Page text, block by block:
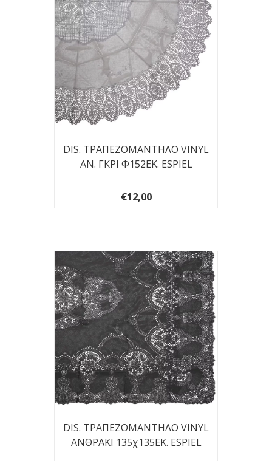
DIS. ΤΡΑΠΕΖΟΜΑΝΤΗΛΟ VINYL
ΑΝ. ΓΚΡΙ Φ152ΕΚ. ESPIEL
€12,00
DIS. ΤΡΑΠΕΖΟΜΑΝΤΗΛΟ VINYL
ΑΝΘΡΑΚΙ 135χ135ΕΚ. ESPIEL